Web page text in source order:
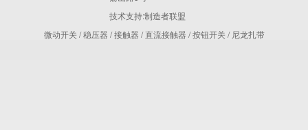
技术支持:制造者联盟
微动开关 /稳压器 /接触器 /直流接触器 /按钮开关 /尼龙扎带